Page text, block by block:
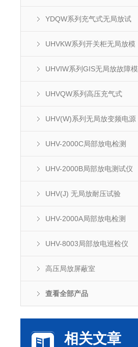
YDQW系列充气式无局放试
UHVKW系列开关柜无局放模
UHVIW系列GIS无局放故障模
UHVQW系列高压充气式
UHV(W)系列无局放变频电源
UHV-2000C局部放电检测
UHV-2000B局部放电测试仪
UHV(J) 无局放耐压试验
UHV-2000A局部放电检测
UHV-8003局部放电巡检仪
高压局放屏蔽室
查看全部产品
相关文章